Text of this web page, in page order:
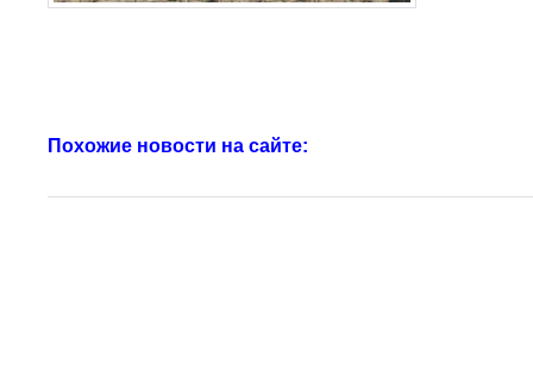
Похожие новости на сайте: